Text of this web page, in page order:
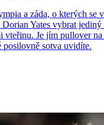
a záda, o kterých se
Yates vybrat
vteřinu. Je jím pullover
posilovně sotva uvidíte.